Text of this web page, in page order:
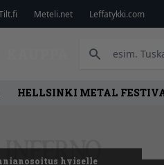
Meteli.net Leffatykki.com
HELLSINKI METAL
hyiselle